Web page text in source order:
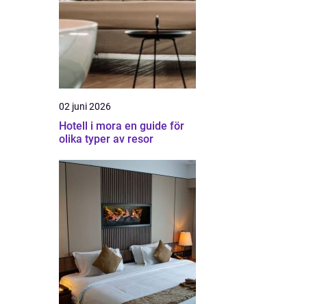
02 juni 2026
Hotell i mora en guide för
olika typer av resor